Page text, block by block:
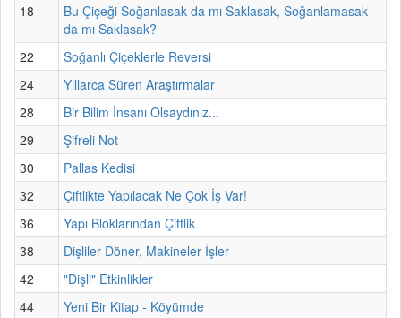
18
Bu Çiçeği Soğanlasak da mı Saklasak, Soğanlamasak
da mı Saklasak?
22
Soğanlı Çiçeklerle Reversi
24
Yıllarca Süren Araştırmalar
28
Bir Bilim İnsanı Olsaydınız...
29
Şifreli Not
30
Pallas Kedisi
32
Çiftlikte Yapılacak Ne Çok İş Var!
36
Yapı Bloklarından Çiftlik
38
Dişliler Döner, Makineler İşler
42
"Dişli" Etkinlikler
44
Yeni Bir Kitap - Köyümde